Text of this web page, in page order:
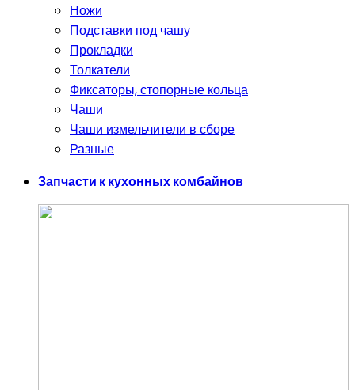
Ножи
Подставки под чашу
Прокладки
Толкатели
Фиксаторы, стопорные кольца
Чаши
Чаши измельчители в сборе
Разные
Запчасти к кухонных комбайнов